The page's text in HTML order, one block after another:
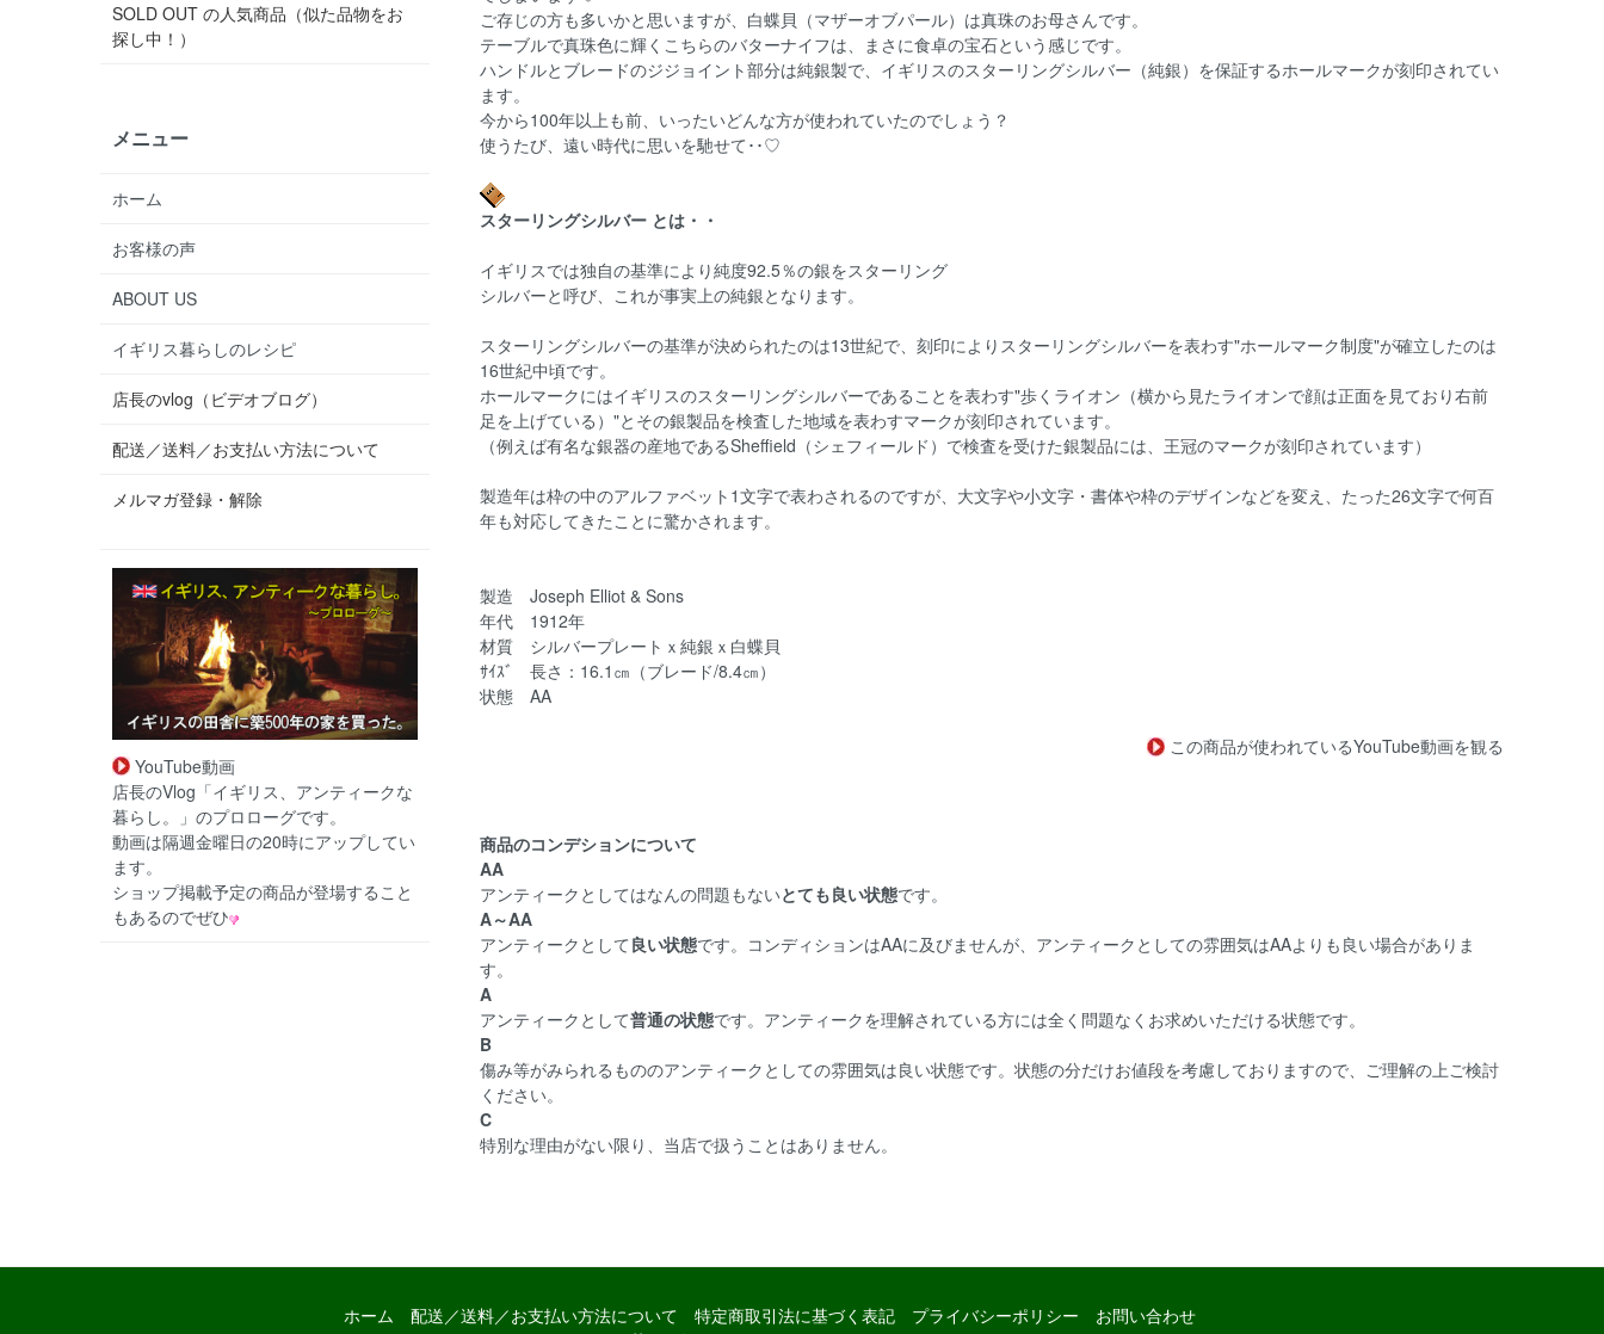
ご存じの方も多いかと思いますが、白蝶貝（マザーオブパール）は真珠のお母さんです。
テーブルで真珠色に輝くこちらのバターナイフは、まさに食卓の宝石という感じです。
ハンドルとブレードのジジョイント部分は純銀製で、イギリスのスターリングシルバー（純銀）を保証するホールマークが刻印されてい
ます。
今から100年以上も前、いったいどんな方が使われていたのでしょう？
使うたび、遠い時代に思いを馳せて･･♡
スターリングシルバー とは・・
イギリスでは独自の基準により純度92.5％の銀をスターリング
シルバーと呼び、これが事実上の純銀となります。
スターリングシルバーの基準が決められたのは13世紀で、刻印によりスターリングシルバーを表わす"ホールマーク制度"が確立したのは
16世紀中頃です。
ホールマークにはイギリスのスターリングシルバーであることを表わす"歩くライオン（横から見たライオンで顔は正面を見ており右前
足を上げている）"とその銀製品を検査した地域を表わすマークが刻印されています。
（例えば有名な銀器の産地であるSheffield（シェフィールド）で検査を受けた銀製品には、王冠のマークが刻印されています）
製造年は枠の中のアルファベット1文字で表わされるのですが、大文字や小文字・書体や枠のデザインなどを変え、たった26文字で何百
年も対応してきたことに驚かされます。
製造 Joseph Elliot & Sons
年代 1912年
材質 シルバープレートｘ純銀ｘ白蝶貝
ｻｲｽﾞ 長さ：16.1㎝（ブレード/8.4㎝）
状態 AA
この商品が使われているYouTube動画を観る
商品のコンデションについて
AA
アンティークとしてはなんの問題もないとても良い状態です。
A～AA
アンティークとして 良い状態です。コンディションはAAに及びませんが、アンティークとしての雰囲気はAAよりも良い場合がありま
す。
A
アンティークとして普通の状態です。アンティークを理解されている方には全く問題なくお求めいただける状態です。
B
傷み等がみられるもののアンティークとしての雰囲気は良い状態です。状態の分だけお値段を考慮しておりますので、ご理解の上ご検討
ください。
C
特別な理由がない限り、当店で扱うことはありません。
SOLD OUT の人気商品（似た品物をお
探し中！）
メニュー
ホーム
お客様の声
ABOUT US
イギリス暮らしのレシピ
店長のvlog（ビデオブログ）
配送／送料／お支払い方法について
メルマガ登録・解除
YouTube動画
店長のVlog「イギリス、アンティークな
暮らし。」のプロローグです。
動画は隔週金曜日の20時にアップしてい
ます。
ショップ掲載予定の商品が登場すること
もあるのでぜひ
ホーム 配送／送料／お支払い方法について 特定商取引法に基づく表記 プライバシーポリシー
お問い合わせ